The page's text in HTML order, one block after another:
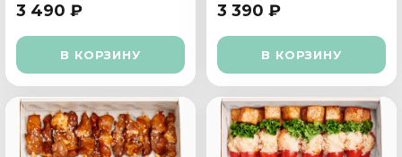
3 490 ₽
В КОРЗИНУ
3 390 ₽
В КОРЗИНУ